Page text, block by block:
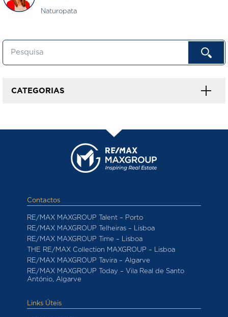
Naturopata
CATEGORIAS
Contactos
RE/MAX MAXGROUP Talent – Porto
RE/MAX MAXGROUP Telheiras – Lisboa
RE/MAX MAXGROUP Time – Lisboa
THE RE/MAX Collection MAXGROUP – Lisboa
RE/MAX MAXGROUP Tavira – Algarve
RE/MAX MAXGROUP Today – Vila Real de Santo
António, Algarve
Links Úteis